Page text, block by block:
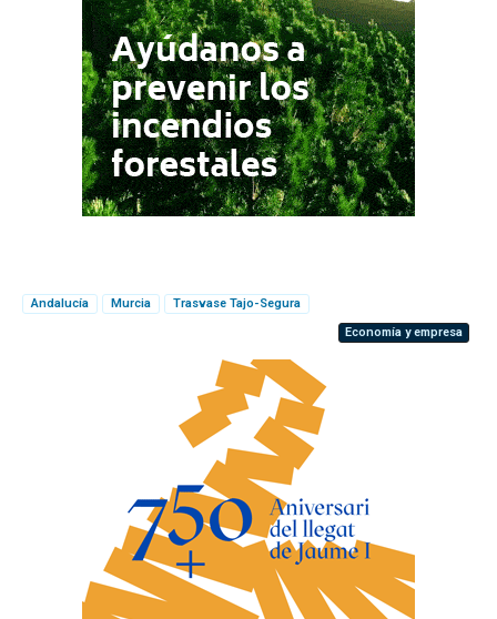
Andalucía Murcia
Trasvase Tajo-Segura
Economía y empresa